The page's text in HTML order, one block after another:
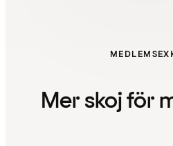
Mer skoj för